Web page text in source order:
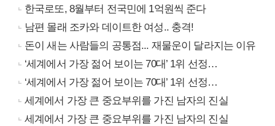
한국로또, 8월부터 전국민에 1억원씩 준다
남편 몰래 조카와 데이트한 여성.. 충격!
돈이 새는 사람들의 공통점... 재물운이 달라지는 이유
‘세계에서 가장 젊어 보이는 70대’ 1위 선정…
‘세계에서 가장 젊어 보이는 70대’ 1위 선정…
세계에서 가장 큰 중요부위를 가진 남자의 진실
세계에서 가장 큰 중요부위를 가진 남자의 진실